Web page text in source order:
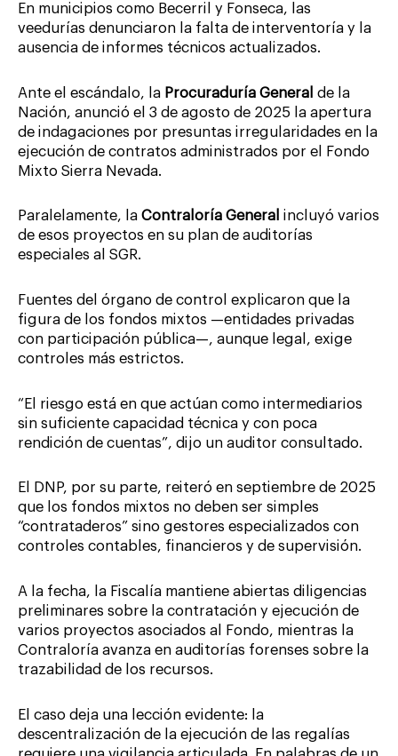
En municipios como Becerril y Fonseca, las
veedurías denunciaron la falta de interventoría y la
ausencia de informes técnicos actualizados.
Ante el escándalo, la Procuraduría General de la
Nación, anunció el 3 de agosto de 2025 la apertura
de indagaciones por presuntas irregularidades en la
ejecución de contratos administrados por el Fondo
Mixto Sierra Nevada.
Paralelamente, la Contraloría General incluyó varios
de esos proyectos en su plan de auditorías
especiales al SGR.
Fuentes del órgano de control explicaron que la
figura de los fondos mixtos —entidades privadas
con participación pública—, aunque legal, exige
controles más estrictos.
“El riesgo está en que actúan como intermediarios
sin suficiente capacidad técnica y con poca
rendición de cuentas”, dijo un auditor consultado.
El DNP, por su parte, reiteró en septiembre de 2025
que los fondos mixtos no deben ser simples
“contrataderos” sino gestores especializados con
controles contables, financieros y de supervisión.
A la fecha, la Fiscalía mantiene abiertas diligencias
preliminares sobre la contratación y ejecución de
varios proyectos asociados al Fondo, mientras la
Contraloría avanza en auditorías forenses sobre la
trazabilidad de los recursos.
El caso deja una lección evidente: la
descentralización de la ejecución de las regalías